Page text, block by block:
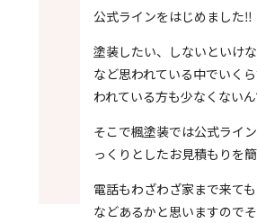
公式ラインをはじめました‼︎
塗装したい、しないといけ
など思われている中でいく
われている方も少なくない
そこで楓塗装では公式ライ
っくりとしたお見積もりを
電話もわざわざ家まで来て
などあるかと思いますので